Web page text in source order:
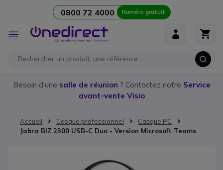
0800 72 4000 Numéro gratuit
Affichage
navigation
Besoin d’une salle de réunion ? Contactez notre Service
avant-vente Visio
Accueil Casque professionnel
Casque PC
Jabra BIZ 2300 USB-C Duo - Version Microsoft Teams